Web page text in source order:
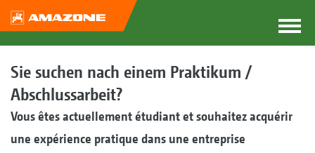
Sie suchen nach einem Praktikum /
Abschlussarbeit?
Vous êtes actuellement étudiant et souhaitez acquérir
une expérience pratique dans une entreprise